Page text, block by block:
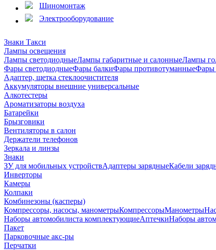
Шиномонтаж
Электрооборудование
Знаки Такси
Лампы освещения
Лампы светодиодныеЛампы габаритные и салонныеЛампы
Фары светодиодныеФары балкиФары противотуманныеФары
Адаптер, щетка стеклоочистителя
Аккумуляторы внешние универсальные
Алкотестеры
Ароматизаторы воздуха
Батарейки
Брызговики
Вентиляторы в салон
Держатели телефонов
Зеркала и линзы
Знаки
ЗУ для мобильных устройствАдаптеры зарядныеКабели
Инверторы
Камеры
Колпаки
Комбинезоны (касперы)
Компрессоры, насосы, манометрыКомпрессорыМанометры
Наборы автомобилиста комплектующиеАптечкиНаборы
Пакет
Парковочные акс-ры
Перчатки